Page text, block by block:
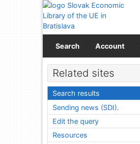
Go to content
Go to menu
Accessibility declaration
Search Account
Related sites
Search results
Sending news (SDI).
Edit the query
Resources